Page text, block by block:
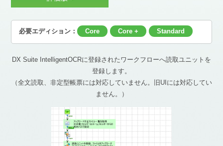
必要エディション： Core Core + Standard
DX Suite IntelligentOCRに登録されたワークフローへ読取ユニットを
登録します。
（全文読取、非定型帳票には対応していません。旧UIには対応してい
ません。）